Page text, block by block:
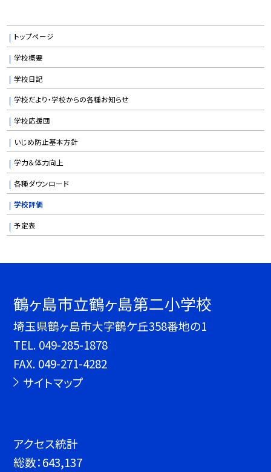
トップページ
学校概要
学校日記
学校だより・学校からの各種お知らせ
学校応援団
いじめ防止基本方針
学力＆体力向上
各種ダウンロード
学校評価
予定表
鶴ヶ島市立鶴ヶ島第二小学校
埼玉県鶴ヶ島市大字鶴ケ丘358番地の1
TEL. 049-285-1878
FAX. 049-271-4282
サイトマップ
アクセス統計
総数：643,137